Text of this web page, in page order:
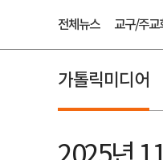
전체뉴스 교구/주교
가톨릭미디어